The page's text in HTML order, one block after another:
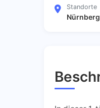
Standorte
Nürnberg